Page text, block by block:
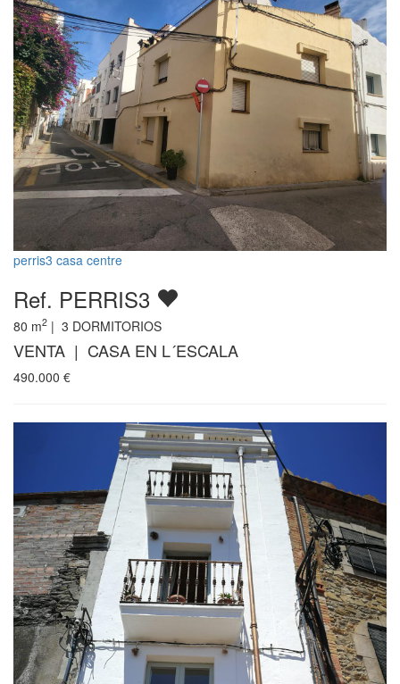
perris3 casa centre
Ref. PERRIS3
80 m2 | 3 DORMITORIOS
VENTA | CASA EN L´ESCALA
490.000 €